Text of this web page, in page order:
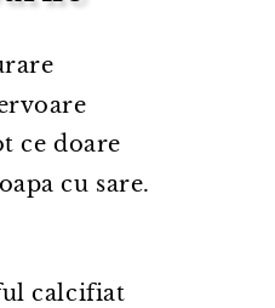
ce doare
cu sare.
calcifiat